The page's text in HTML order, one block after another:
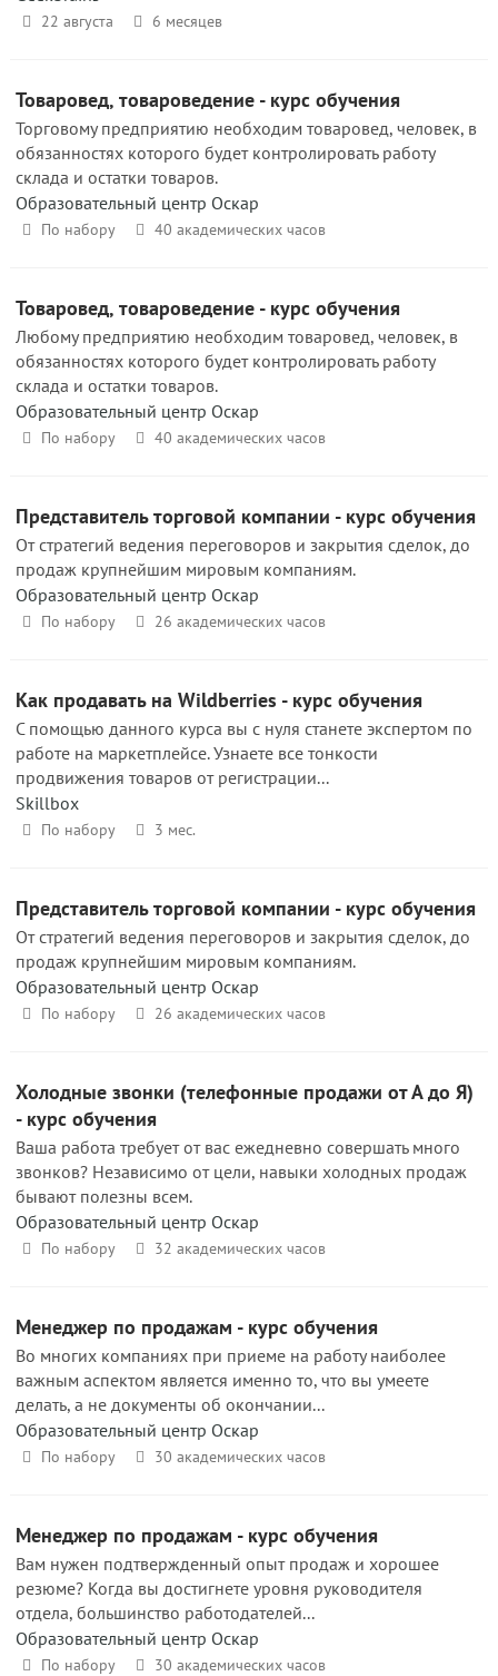
22 августа 6 месяцев
Товаровед, товароведение - курс обучения
Торговому предприятию необходим товаровед, человек, в
обязанностях которого будет контролировать работу
склада и остатки товаров.
Образовательный центр Оскар
По набору 40 академических часов
Товаровед, товароведение - курс обучения
Любому предприятию необходим товаровед, человек, в
обязанностях которого будет контролировать работу
склада и остатки товаров.
Образовательный центр Оскар
По набору 40 академических часов
Представитель торговой компании - курс обучения
От стратегий ведения переговоров и закрытия сделок, до
продаж крупнейшим мировым компаниям.
Образовательный центр Оскар
По набору 26 академических часов
Как продавать на Wildberries - курс обучения
С помощью данного курса вы с нуля станете экспертом по
работе на маркетплейсе. Узнаете все тонкости
продвижения товаров от регистрации...
Skillbox
По набору 3 мес.
Представитель торговой компании - курс обучения
От стратегий ведения переговоров и закрытия сделок, до
продаж крупнейшим мировым компаниям.
Образовательный центр Оскар
По набору 26 академических часов
Холодные звонки (телефонные продажи от А до Я)
- курс обучения
Ваша работа требует от вас ежедневно совершать много
звонков? Независимо от цели, навыки холодных продаж
бывают полезны всем.
Образовательный центр Оскар
По набору 32 академических часов
Менеджер по продажам - курс обучения
Во многих компаниях при приеме на работу наиболее
важным аспектом является именно то, что вы умеете
делать, а не документы об окончании...
Образовательный центр Оскар
По набору 30 академических часов
Менеджер по продажам - курс обучения
Вам нужен подтвержденный опыт продаж и хорошее
резюме? Когда вы достигнете уровня руководителя
отдела, большинство работодателей...
Образовательный центр Оскар
По набору 30 академических часов